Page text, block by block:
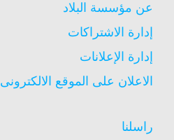
عن مؤسسة البلاد
إدارة الاشتراكات
إدارة الإعلانات
الاعلان على الموقع الالكترونى
راسلنا